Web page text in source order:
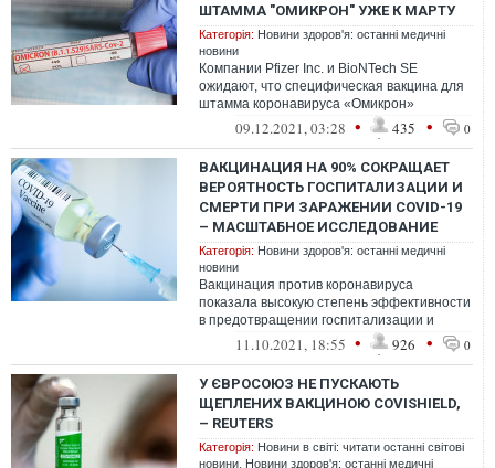
ШТАММА "ОМИКРОН" УЖЕ К МАРТУ
Категорія: Новини здоров'я: останні медичні
новини
Компании Pfizer Inc. и BioNTech SE
ожидают, что специфическая вакцина для
штамма коронавируса «Омикрон»
появится к марту 2022 года, а пока
09.12.2021, 03:28 • 435 • 0
ВАКЦИНАЦИЯ НА 90% СОКРАЩАЕТ
ВЕРОЯТНОСТЬ ГОСПИТАЛИЗАЦИИ И
СМЕРТИ ПРИ ЗАРАЖЕНИИ COVID-19
– МАСШТАБНОЕ ИССЛЕДОВАНИЕ
Категорія: Новини здоров'я: останні медичні
новини
Вакцинация против коронавируса
показала высокую степень эффективности
в предотвращении госпитализации и
смертей в случае заболевания COVID-19
11.10.2021, 18:55 • 926 • 0
У ЄВРОСОЮЗ НЕ ПУСКАЮТЬ
ЩЕПЛЕНИХ ВАКЦИНОЮ COVISHIELD,
– REUTERS
Категорія: Новини в світі: читати останні світові
новини Новини здоров'я: останні медичні